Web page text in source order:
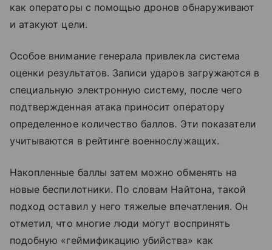
как операторы с помощью дронов обнаруживают
и атакуют цели.
Особое внимание генерала привлекла система
оценки результатов. Записи ударов загружаются в
специальную электронную систему, после чего
подтвержденная атака приносит оператору
определенное количество баллов. Эти показатели
учитываются в рейтинге военнослужащих.
Накопленные баллы затем можно обменять на
новые беспилотники. По словам Найтона, такой
подход оставил у него тяжелые впечатления. Он
отметил, что многие люди могут воспринять
подобную «геймификацию убийства» как